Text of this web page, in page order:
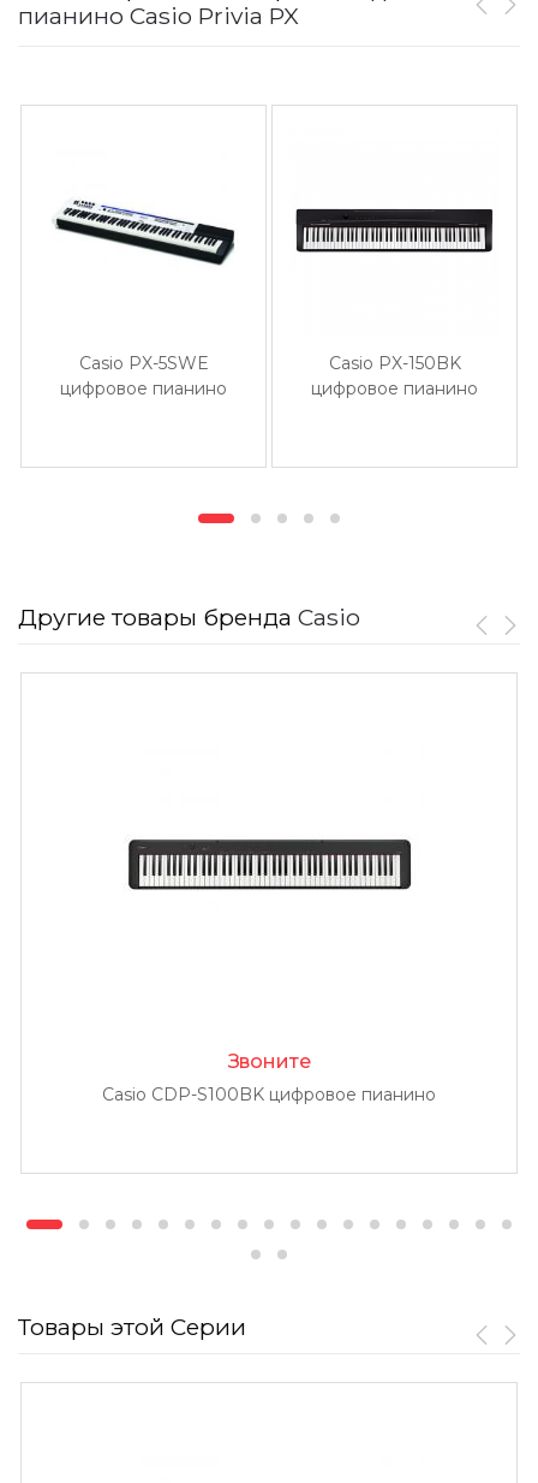
пианино Casio Privia PX
Casio PX-5SWE
цифровое пианино
Casio PX-150BK
цифровое пианино
Другие товары бренда Casio
Звоните
Casio CDP-S100BK цифровое пианино
Товары этой Серии